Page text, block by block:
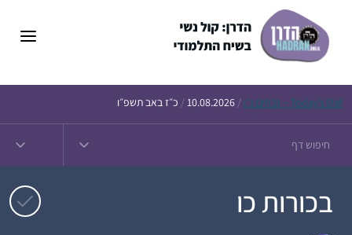
Today’s Daf – זבחים נ״ו /
10.08.2026
/ כ״ז באב תשפ״ו
בכורות כו